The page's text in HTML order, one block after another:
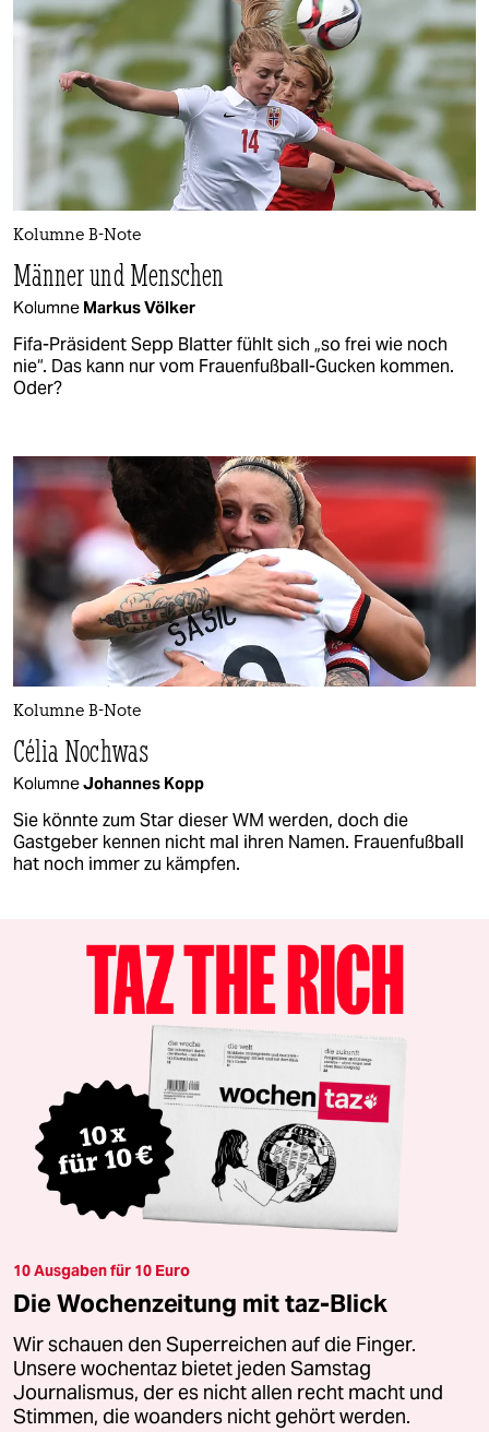
Kolumne B-Note
Männer und Menschen
Kolumne Markus Völker
Fifa-Präsident Sepp Blatter fühlt sich „so frei wie noch
nie“. Das kann nur vom Frauenfußball-Gucken kommen.
Oder?
Kolumne B-Note
Célia Nochwas
KolumneJohannes Kopp
Sie könnte zum Star dieser WM werden, doch die
Gastgeber kennen nicht mal ihren Namen. Frauenfußball
hat noch immer zu kämpfen.
10 Ausgaben für 10 Euro
Die Wochenzeitung mit taz-Blick
Wir schauen den Superreichen auf die Finger.
Unsere wochentaz bietet jeden Samstag
Journalismus, der es nicht allen recht macht und
Stimmen, die woanders nicht gehört werden.